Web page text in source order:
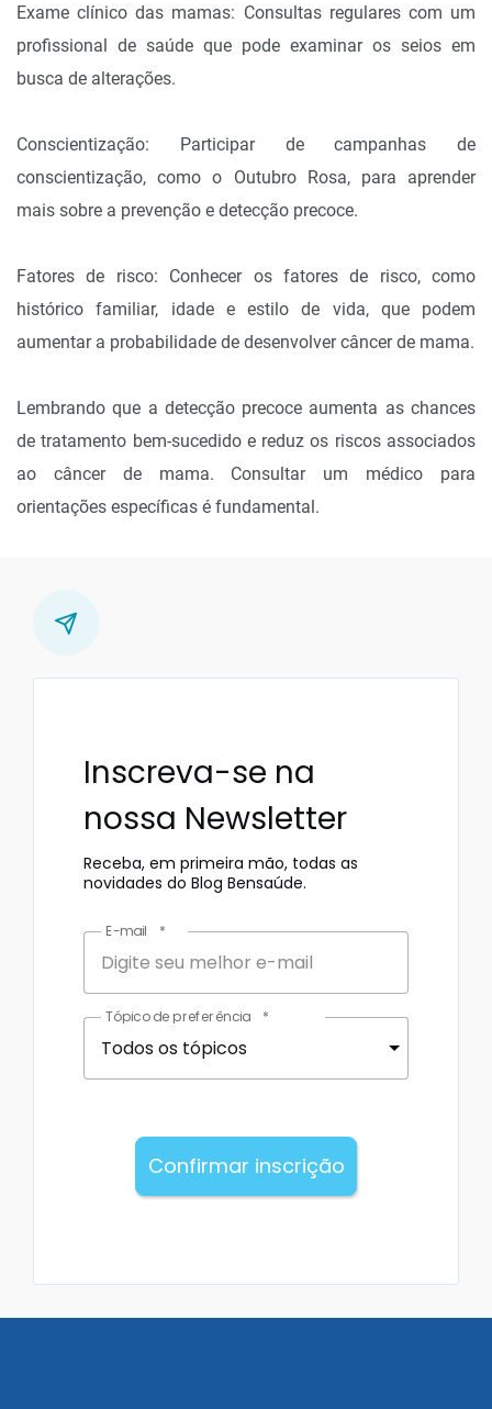
Exame clínico das mamas: Consultas regulares com um
profissional de saúde que pode examinar os seios em
busca de alterações.
Conscientização: Participar de campanhas de
conscientização, como o Outubro Rosa, para aprender
mais sobre a prevenção e detecção precoce.
Fatores de risco: Conhecer os fatores de risco, como
histórico familiar, idade e estilo de vida, que podem
aumentar a probabilidade de desenvolver câncer de mama.
Lembrando que a detecção precoce aumenta as chances
de tratamento bem-sucedido e reduz os riscos associados
ao câncer de mama. Consultar um médico para
orientações específicas é fundamental.
Inscreva-se na
nossa Newsletter
Receba, em primeira mão, todas as
novidades do Blog Bensaúde.
E-mail *
Todos os tópicos
Tópico de preferência *
Confirmar inscrição